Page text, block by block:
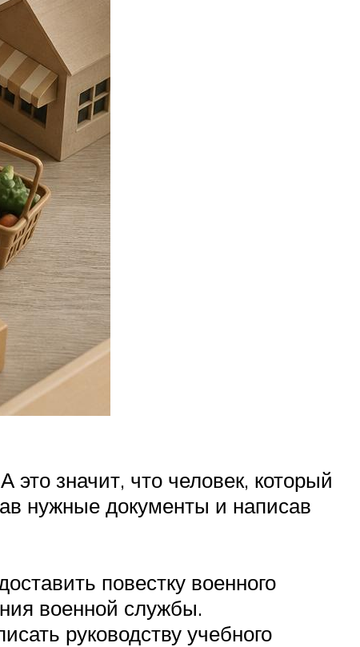
значит, что человек, который
нужные документы и написав
повестку военного
военной службы.
руководству учебного